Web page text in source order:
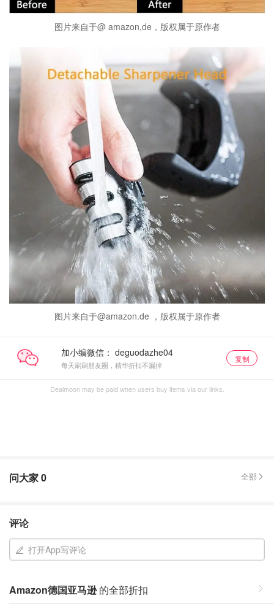
图片来自于@ amazon,de，版权属于原作者
图片来自于@amazon.de ，版权属于原作者
加小编微信：
每天刷刷朋友圈，精华折扣不漏掉
复制
Dealmoon may be paid when users buy items via our links.
问大家0 全部
评论
打开App写评论
Amazon德国亚马逊的全部折扣